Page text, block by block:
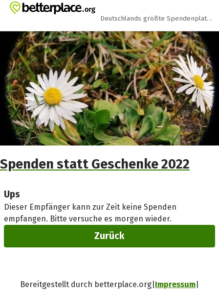
Zum Hauptinhalt springen
Erklärung zur Barrierefreiheit anzeigen
Deutschlands größte Spendenplattform
Spenden statt Geschenke 2022
Ups
Dieser Empfänger kann zur Zeit keine Spenden
empfangen. Bitte versuche es morgen wieder.
Zurück
Bereitgestellt durch betterplace.org Impressum